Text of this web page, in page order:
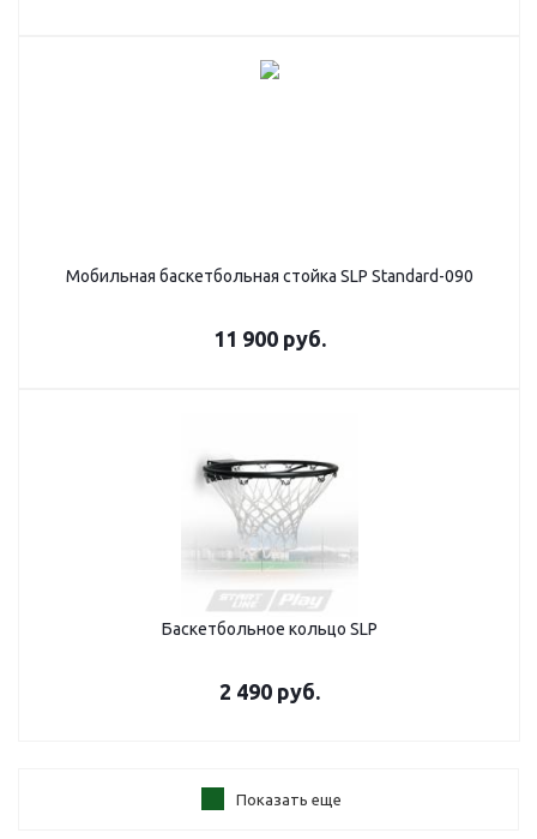
Мобильная баскетбольная стойка SLP Standard-090
11 900 руб.
Баскетбольное кольцо SLP
2 490 руб.
Показать еще